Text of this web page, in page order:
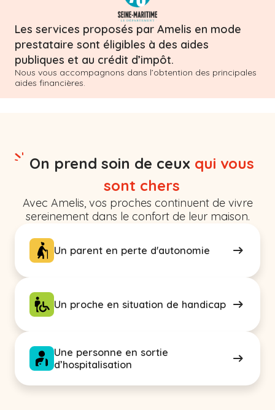
Les services proposés par Amelis en mode
prestataire sont éligibles à des aides
publiques et au crédit d’impôt.
Nous vous accompagnons dans l’obtention des principales
aides financières.
On prend soin de ceux qui vous
sont chers
Avec Amelis, vos proches continuent de vivre
sereinement dans le confort de leur maison.
Un parent en perte d'autonomie
Un proche en situation de handicap
Une personne en sortie
d’hospitalisation